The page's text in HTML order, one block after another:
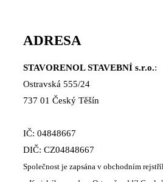
ADRESA
STAVORENOL STAVEBNÍ s.r.o.:
Ostravská 555/24
737 01 Český Těšín
IČ: 04848667
DIČ: CZ04848667
Společnost je zapsána v obchodním